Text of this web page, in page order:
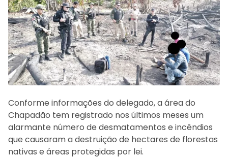
Conforme informações do delegado, a área do
Chapadão tem registrado nos últimos meses um
alarmante número de desmatamentos e incêndios
que causaram a destruição de hectares de florestas
nativas e áreas protegidas por lei.